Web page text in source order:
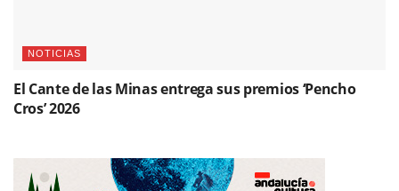
NOTICIAS
El Cante de las Minas entrega sus premios ‘Pencho
Cros’ 2026